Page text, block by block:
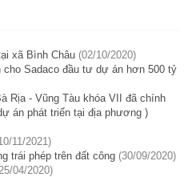
xã Bình Châu (02/10/2020)
cho Sadaco đầu tư dự án hơn 500 tỷ
Rịa - Vũng Tàu khóa VII đã chính
án phát triển tại địa phương )
11/2021)
trái phép trên đất công (30/09/2020)
04/2020)